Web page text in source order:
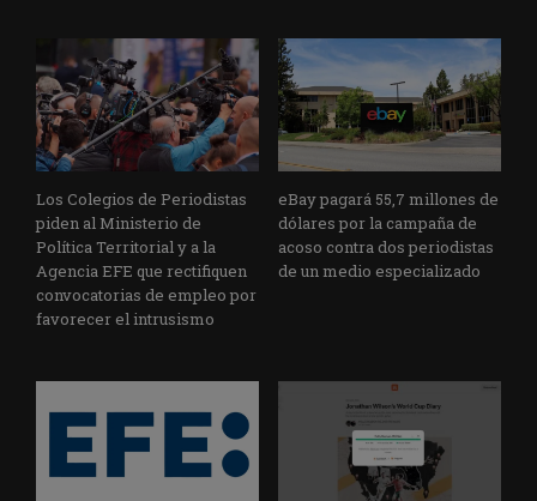
Los Colegios de Periodistas
piden al Ministerio de
Política Territorial y a la
Agencia EFE que rectifiquen
convocatorias de empleo por
favorecer el intrusismo
eBay pagará 55,7 millones de
dólares por la campaña de
acoso contra dos periodistas
de un medio especializado